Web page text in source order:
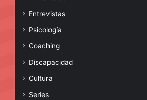
Entrevistas
Psicología
Coaching
Discapacidad
Cultura
Series